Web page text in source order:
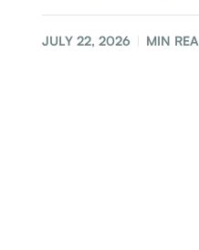
JULY 22, 2026 MIN